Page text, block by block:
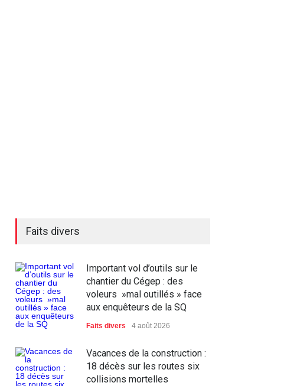
Faits divers
Important vol d’outils sur le
chantier du Cégep : des
voleurs »mal outillés » face
aux enquêteurs de la SQ
Faits divers 4 août 2026
Vacances de la construction :
18 décès sur les routes six
collisions mortelles